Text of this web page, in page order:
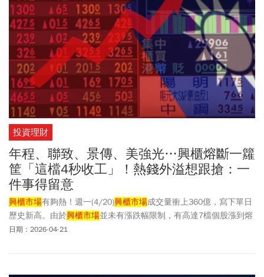
投資理財
年程、聯致、景傳、美強光…興櫃熔斷一籮
筐「這檔4秒收工」！熱錢外溢想跟搶：一
件事得留意
興櫃市場有夠熱！週一(4/20)興櫃市場成交量衝上360億，寫下單日
歷史新高。由於興櫃市場並未有漲跌幅限制，有高達7檔個股漲到熔
斷，包括聯致(3585）、景傳(5248)、龍翩(5267)、達輝光電
日期：2026-04-21